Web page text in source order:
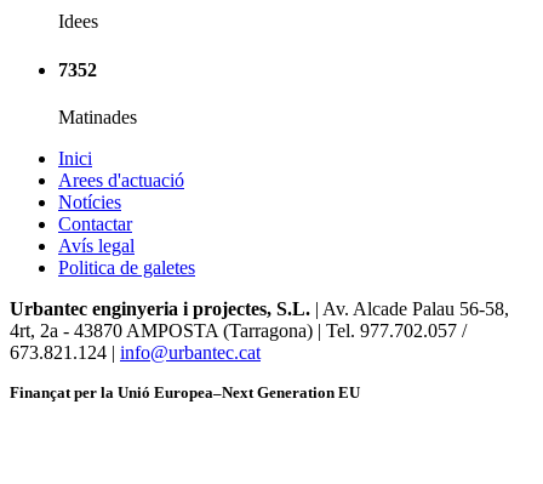
Idees
7352
Matinades
Inici
Arees d'actuació
Notícies
Contactar
Avís legal
Politica de galetes
Urbantec enginyeria i projectes, S.L. | Av. Alcade Palau 56-58,
4rt, 2a - 43870 AMPOSTA (Tarragona) | Tel. 977.702.057 /
673.821.124 | info@urbantec.cat
Finançat per la Unió Europea–Next Generation EU